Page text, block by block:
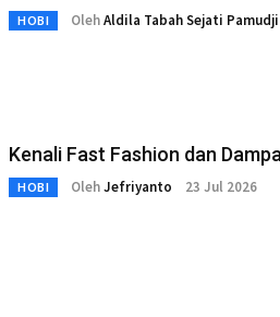
HOBI OlehAldila Tabah Sejati Pamudji
Kenali Fast Fashion dan
HOBI OlehJefriyanto 23 Jul 2026